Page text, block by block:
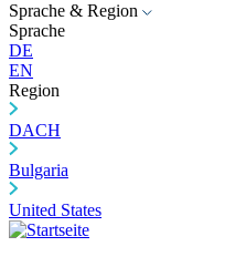
Sprache & Region
Sprache
DE
EN
Region
DACH
Bulgaria
United States